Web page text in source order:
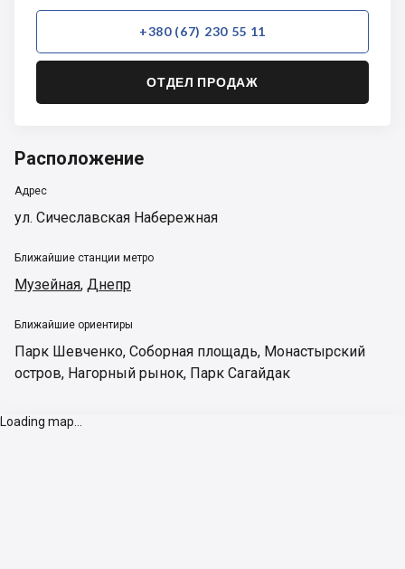
+380 (67) 230 55 11
ОТДЕЛ ПРОДАЖ
Расположение
Адрес
ул. Сичеславская Набережная
Ближайшие станции метро
Музейная, Днепр
Ближайшие ориентиры
Парк Шевченко, Соборная площадь, Монастырский
остров, Нагорный рынок, Парк Сагайдак
Loading map...